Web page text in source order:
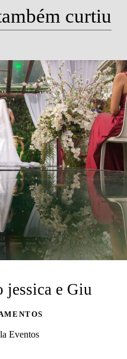
curtiu
jessica e Giu
Eventos